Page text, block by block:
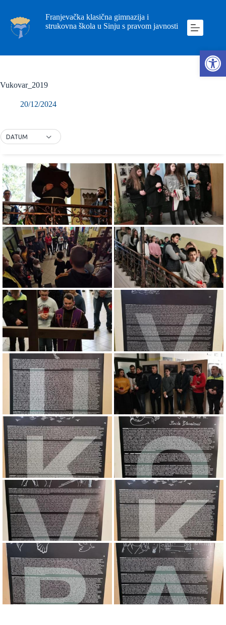
Franjevačka klasična gimnazija i
strukovna škola u Sinju s pravom javnosti
Vukovar_2019
20/12/2024
DATUM